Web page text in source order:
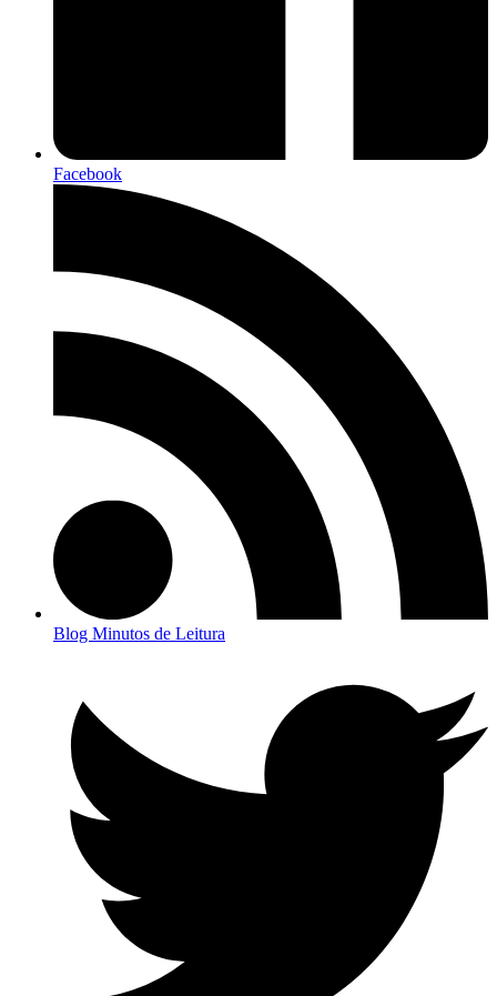
Facebook
Blog Minutos de Leitura